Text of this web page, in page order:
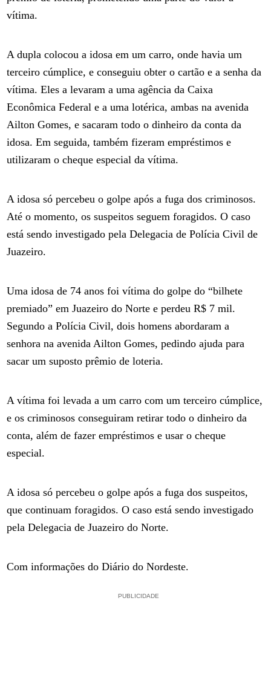
vítima.
A dupla colocou a idosa em um carro, onde havia um
terceiro cúmplice, e conseguiu obter o cartão e a senha da
vítima. Eles a levaram a uma agência da Caixa
Econômica Federal e a uma lotérica, ambas na avenida
Ailton Gomes, e sacaram todo o dinheiro da conta da
idosa. Em seguida, também fizeram empréstimos e
utilizaram o cheque especial da vítima.
A idosa só percebeu o golpe após a fuga dos criminosos.
Até o momento, os suspeitos seguem foragidos. O caso
está sendo investigado pela Delegacia de Polícia Civil de
Juazeiro.
Uma idosa de 74 anos foi vítima do golpe do “bilhete
premiado” em Juazeiro do Norte e perdeu R$ 7 mil.
Segundo a Polícia Civil, dois homens abordaram a
senhora na avenida Ailton Gomes, pedindo ajuda para
sacar um suposto prêmio de loteria.
A vítima foi levada a um carro com um terceiro cúmplice,
e os criminosos conseguiram retirar todo o dinheiro da
conta, além de fazer empréstimos e usar o cheque
especial.
A idosa só percebeu o golpe após a fuga dos suspeitos,
que continuam foragidos. O caso está sendo investigado
pela Delegacia de Juazeiro do Norte.
Com informações do Diário do Nordeste.
PUBLICIDADE